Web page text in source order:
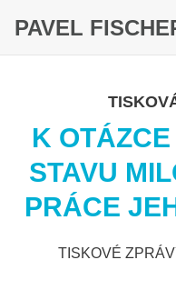
PAVEL
K
STAVU
PRÁCE
TISKOVÉ